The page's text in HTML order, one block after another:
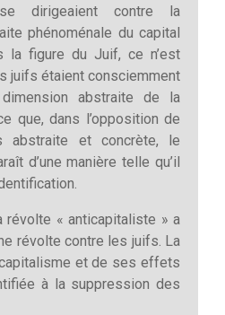
se dirigeaient contre la
phénoménale du capital
la figure du Juif, ce n’est
juifs étaient consciemment
abstraite de la
que, dans l’opposition de
abstraite et concrète, le
d’une manière telle qu’il
révolte « anticapitaliste » a
révolte contre les juifs. La
et de ses effets
à la suppression des